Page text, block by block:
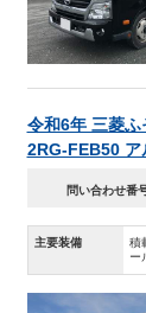
令和6年 三菱
2RG-FEB50 ア
問い合わせ番
主要装備
積
ー